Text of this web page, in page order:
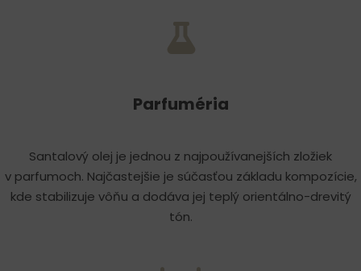
Parfuméria
Santalový olej je jednou z najpoužívanejších zložiek
v parfumoch. Najčastejšie je súčasťou základu kompozície,
kde stabilizuje vôňu a dodáva jej teplý orientálno-drevitý
tón.